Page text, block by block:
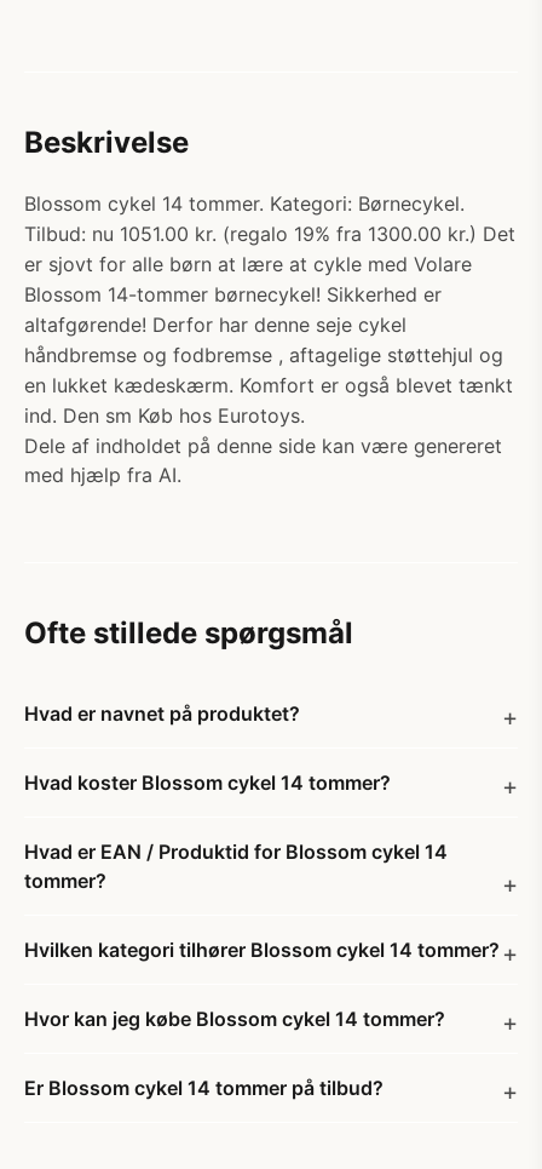
Beskrivelse
Blossom cykel 14 tommer. Kategori: Børnecykel.
Tilbud: nu 1051.00 kr. (regalo 19% fra 1300.00 kr.) Det
er sjovt for alle børn at lære at cykle med Volare
Blossom 14-tommer børnecykel! Sikkerhed er
altafgørende! Derfor har denne seje cykel
håndbremse og fodbremse , aftagelige støttehjul og
en lukket kædeskærm. Komfort er også blevet tænkt
ind. Den sm Køb hos Eurotoys.
Dele af indholdet på denne side kan være genereret
med hjælp fra AI.
Ofte stillede spørgsmål
Hvad er navnet på produktet?
Hvad koster Blossom cykel 14 tommer?
Hvad er EAN / Produktid for Blossom cykel 14
tommer?
Hvilken kategori tilhører Blossom cykel 14 tommer?
Hvor kan jeg købe Blossom cykel 14 tommer?
Er Blossom cykel 14 tommer på tilbud?